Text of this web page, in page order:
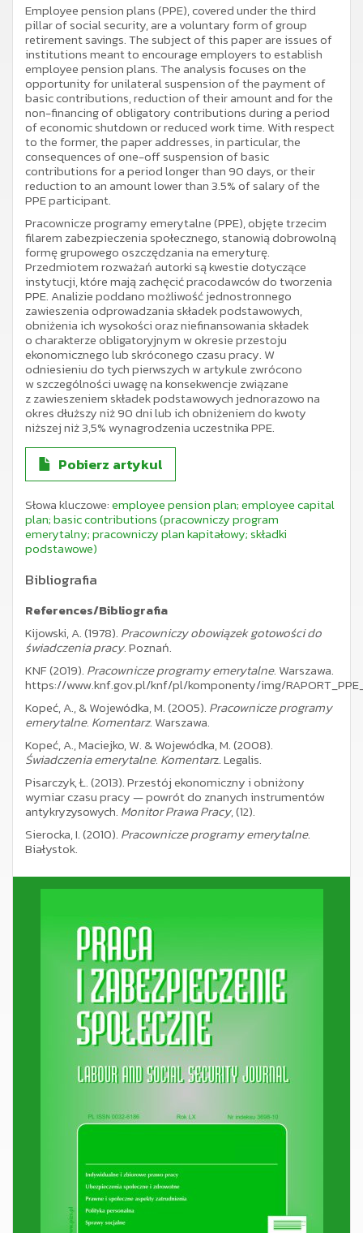
Employee pension plans (PPE), covered under the third
pillar of social security, are a voluntary form of group
retirement savings. The subject of this paper are issues of
institutions meant to encourage employers to establish
employee pension plans. The analysis focuses on the
opportunity for unilateral suspension of the payment of
basic contributions, reduction of their amount and for the
non-financing of obligatory contributions during a period
of economic shutdown or reduced work time. With respect
to the former, the paper addresses, in particular, the
consequences of one-off suspension of basic
contributions for a period longer than 90 days, or their
reduction to an amount lower than 3.5% of salary of the
PPE participant.
Pracownicze programy emerytalne (PPE), objęte trzecim
filarem zabezpieczenia społecznego, stanowią dobrowolną
formę grupowego oszczędzania na emeryturę.
Przedmiotem rozważań autorki są kwestie dotyczące
instytucji, które mają zachęcić pracodawców do tworzenia
PPE. Analizie poddano możliwość jednostronnego
zawieszenia odprowadzania składek podstawowych,
obniżenia ich wysokości oraz niefinansowania składek
o charakterze obligatoryjnym w okresie przestoju
ekonomicznego lub skróconego czasu pracy. W
odniesieniu do tych pierwszych w artykule zwrócono
w szczególności uwagę na konsekwencje związane
z zawieszeniem składek podstawowych jednorazowo na
okres dłuższy niż 90 dni lub ich obniżeniem do kwoty
niższej niż 3,5% wynagrodzenia uczestnika PPE.
Pobierz artykul
Słowa kluczowe:employee pension plan; employee capital
plan; basic contributions (pracowniczy program
emerytalny; pracowniczy plan kapitałowy; składki
podstawowe)
Bibliografia
References/Bibliografia
Kijowski, A. (1978). Pracowniczy obowiązek gotowości do
świadczenia pracy. Poznań.
KNF (2019). Pracownicze programy emerytalne. Warszawa.
https://www.knf.gov.pl/knf/pl/komponenty/img/
Kopeć, A., & Wojewódka, M. (2005). Pracownicze programy
emerytalne. Komentarz. Warszawa.
Kopeć, A., Maciejko, W. & Wojewódka, M. (2008).
Świadczenia emerytalne. Komentarz. Legalis.
Pisarczyk, Ł. (2013). Przestój ekonomiczny i obniżony
wymiar czasu pracy — powrót do znanych instrumentów
antykryzysowych. Monitor Prawa Pracy, (12).
Sierocka, I. (2010). Pracownicze programy emerytalne.
Białystok.